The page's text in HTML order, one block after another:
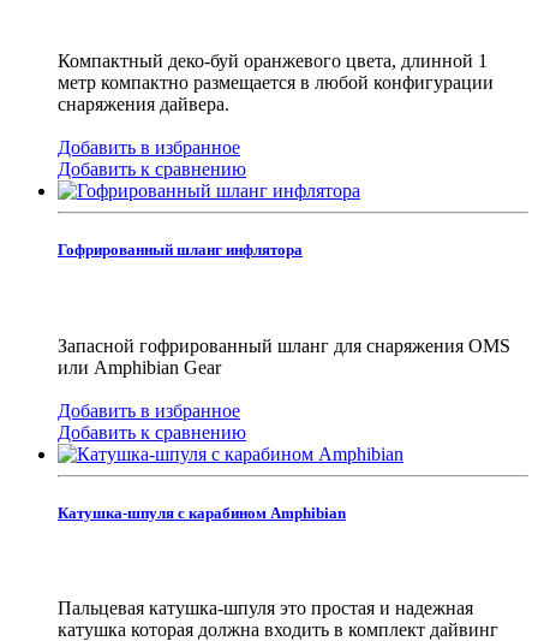
Компактный деко-буй оранжевого цвета, длинной 1
метр компактно размещается в любой конфигурации
снаряжения дайвера.
Добавить в избранное
Добавить к сравнению
Гофрированный шланг инфлятора
Запасной гофрированный шланг для снаряжения OMS
или Amphibian Gear
Добавить в избранное
Добавить к сравнению
Катушка-шпуля с карабином Amphibian
Пальцевая катушка-шпуля это простая и надежная
катушка которая должна входить в комплект дайвинг